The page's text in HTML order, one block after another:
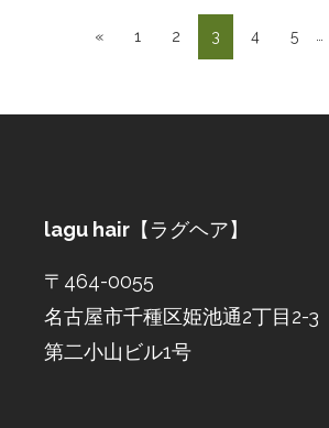
« 1 2 3 4 5
lagu hair 【ラグヘア】
〒464-0055
名古屋市千種区姫池通2丁目2-3
第二小山ビル1号